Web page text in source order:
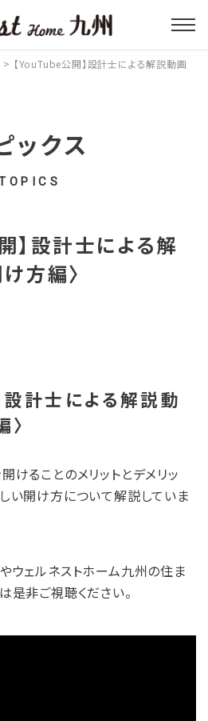
> 【YouTube公開】設計士による解説動画
ックス
】設計士による解
方編〉
計士による解説動
けることのメリットとデメリッ
い開け方について解説していま
ウェルネストホーム九州の住ま
是非ご視聴ください。